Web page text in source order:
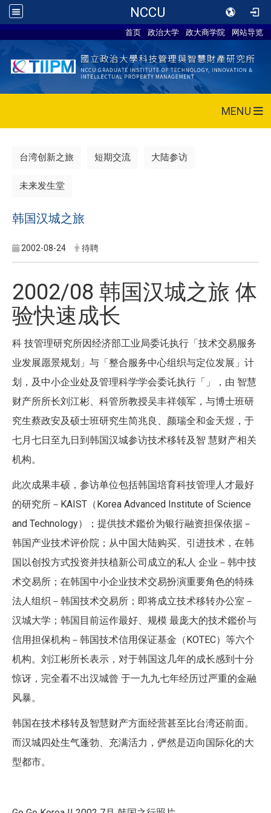
NCCU
首页 政治大学 政大商学院 网站导览
MENU
台湾创新之旅 短期交流 大陆参访
未来发生堂
韩国汉城之旅
2002-08-24 待聘
2002/08 韩国汉城之旅 体
验快速成长
科 技管理研究所因经济部工业局委讬执行「技术交易服务
业发展愿景规划」与「整合服务中心组织与定位发展」计
划，及中小企业处及管理科学学会委讬执行「」，由 智慧
财产所所长刘江彬、科管所教授吴丰祥领军，与博士班研
究生蔡政安及硕士班研究生简兆良、颜瑞全和金天煜，于
七月七日至九日到韩国汉城参访技术移转及智 慧财产相关
机构。
此次成果丰硕，参访单位包括韩国培育科技管理人才最好
的研究所－KAIST（Korea Advanced Institute of Science
and Technology）；提供技术鑑价为银行融资担保依据－
韩国产业技术评价院；从中国大陆购买、引进技术，在韩
国以创投方式投资并扶植新公司成立的私人 企业－韩中技
术交易所；在韩国中小企业技术交易扮演重要角色的特殊
法人组织－韩国技术交易所；即将成立技术移转办公室－
汉城大学；韩国目前运作最好、规模 最庞大的技术鑑价与
信用担保机构－韩国技术信用保证基金（KOTEC）等六个
机构。刘江彬所长表示，对于韩国这几年的成长感到十分
惊讶，完全看不出汉城曾 于一九九七年经历过严重的金融
风暴。
韩国在技术移转及智慧财产方面经营甚至比台湾还前面。
而汉城四处生气蓬勃、充满活力，俨然是迈向国际化的大
型都市。